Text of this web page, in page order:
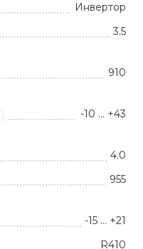
Инвертор
3.5
910
-10 … +43
4.0
955
-15 … +21
R410